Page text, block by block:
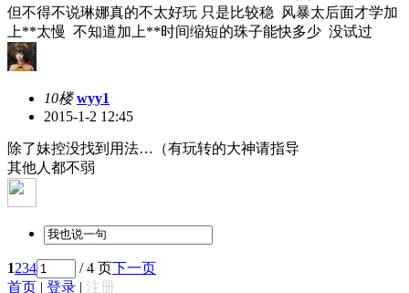
但不得不说琳娜真的不太好玩 只是比较稳 风暴太后面才学加
上**太慢 不知道加上**时间缩短的珠子能快多少 没试过
10楼 wyy1
2015-1-2 12:45
除了妹控没找到用法…（有玩转的大神请指导
其他人都不弱
1234 / 4 页下一页
首页 | 登录 | 注册